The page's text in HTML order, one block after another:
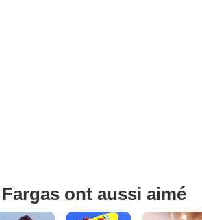
ont aussi aimé